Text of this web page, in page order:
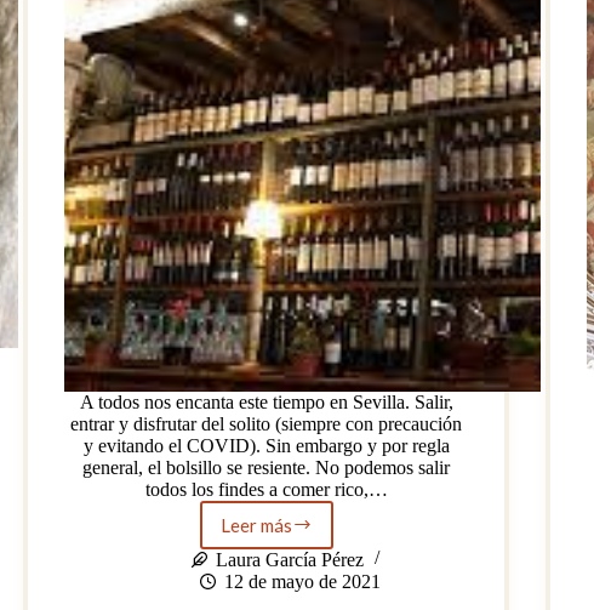
A todos nos encanta este tiempo en Sevilla. Salir,
entrar y disfrutar del solito (siempre con precaución
y evitando el COVID). Sin embargo y por regla
general, el bolsillo se resiente. No podemos salir
todos los findes a comer rico,…
Leer más
Con
la
barriga
Laura García Pérez
12 de mayo de 2021